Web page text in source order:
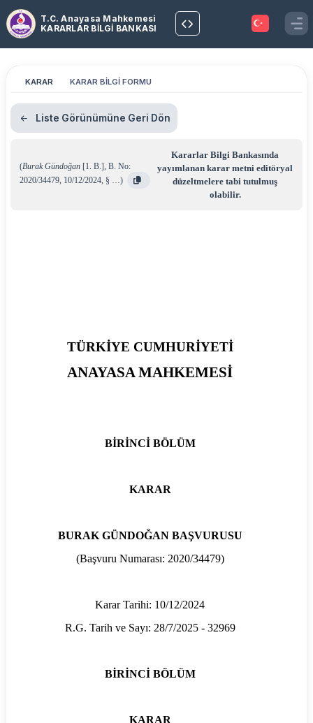
T.C. Anayasa Mahkemesi
KARARLAR BİLGİ BANKASI
KARAR KARAR BİLGİ FORMU
Liste Görünümüne Geri Dön
(Burak Gündoğan [1. B.], B. No:
2020/34479, 10/12/2024, § …)
Kararlar Bilgi Bankasında
yayımlanan karar metni editöryal
düzeltmelere tabi tutulmuş
olabilir.